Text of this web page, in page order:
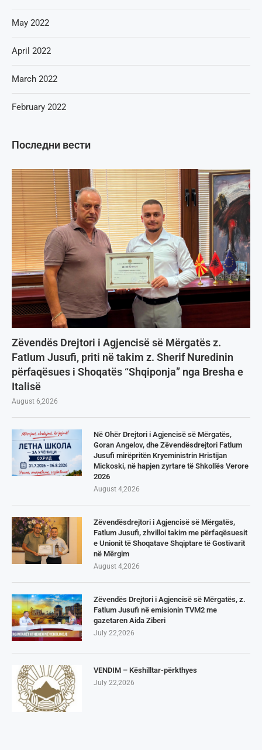
Последни вести
Zëvendës Drejtori i Agjencisë së Mërgatës z.
Fatlum Jusufi, priti në takim z. Sherif Nuredinin
përfaqësues i Shoqatës “Shqiponja” nga Bresha e
Italisë
August 6,2026
Në Ohër Drejtori i Agjencisë së Mërgatës,
Goran Angelov, dhe Zëvendësdrejtori Fatlum
Jusufi mirëpritën Kryeministrin Hristijan
Mickoski, në hapjen zyrtare të Shkollës Verore
2026
August 4,2026
Zëvendësdrejtori i Agjencisë së Mërgatës,
Fatlum Jusufi, zhvilloi takim me përfaqësuesit
e Unionit të Shoqatave Shqiptare të Gostivarit
në Mërgim
August 4,2026
Zëvendës Drejtori i Agjencisë së Mërgatës, z.
Fatlum Jusufi në emisionin TVM2 me
gazetaren Aida Ziberi
July 22,2026
VENDIM – Këshilltar-përkthyes
July 22,2026
May 2022
April 2022
March 2022
February 2022